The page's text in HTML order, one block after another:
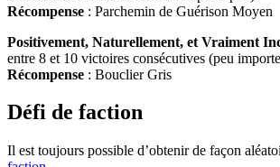
Récompense : Parchemin de Guérison Moyen
Positivement, Naturellement, et Vraiment
entre 8 et 10 victoires consécutives (peu
Récompense : Bouclier Gris
Défi de faction
Il est toujours possible d’obtenir de façon